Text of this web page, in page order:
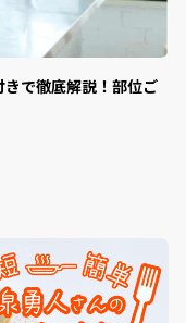
きで徹底解説！部位ご